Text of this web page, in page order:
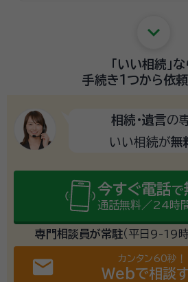
keyboard_arrow_down
「いい相続」な
手続き1つから依
相続・遺言の
いい相続が無
今すぐ電話で
通話無料／24時
専門相談員が常駐（平日9-19
email カンタン60秒！
Webで相談